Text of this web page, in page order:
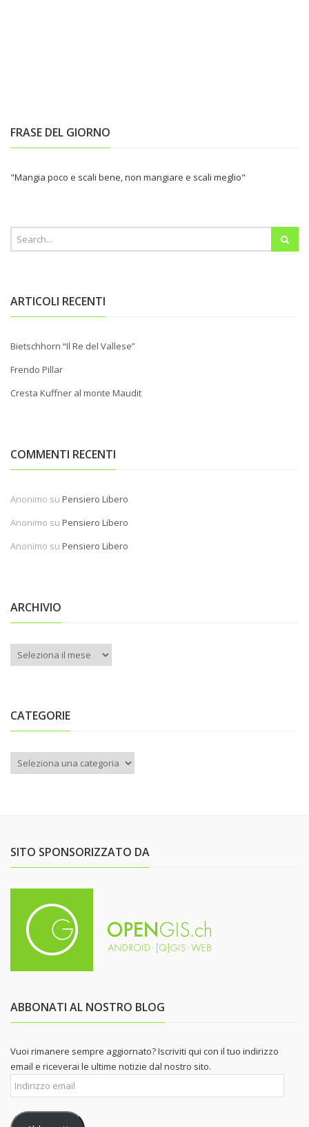
FRASE DEL GIORNO
"Mangia poco e scali bene, non mangiare e scali meglio"
ARTICOLI RECENTI
Bietschhorn “Il Re del Vallese”
Frendo Pillar
Cresta Kuffner al monte Maudit
COMMENTI RECENTI
Anonimo su Pensiero Libero
Anonimo su Pensiero Libero
Anonimo su Pensiero Libero
ARCHIVIO
Archivio
CATEGORIE
Categorie
SITO SPONSORIZZATO DA
ABBONATI AL NOSTRO BLOG
Vuoi rimanere sempre aggiornato? Iscriviti qui con il tuo indirizzo
email e riceverai le ultime notizie dal nostro sito.
Indirizzo
email